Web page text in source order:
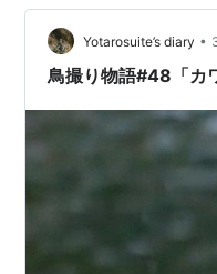
Yotarosuite’s diary •
鳥撮り物語#48「カ